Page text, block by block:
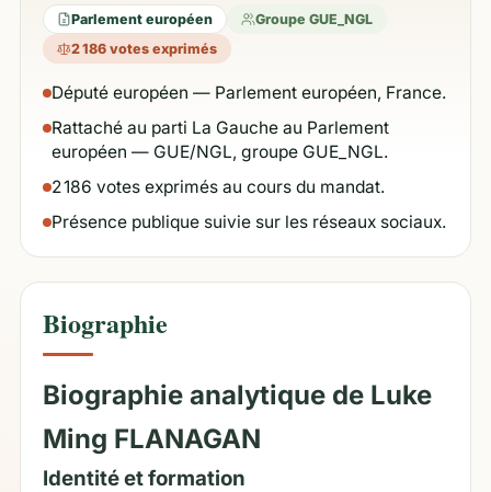
Parlement européen
Groupe GUE_NGL
2 186 votes exprimés
Député européen — Parlement européen, France.
Rattaché au parti La Gauche au Parlement
européen — GUE/NGL, groupe GUE_NGL.
2 186 votes exprimés au cours du mandat.
Présence publique suivie sur les réseaux sociaux.
Biographie
Biographie analytique de Luke
Ming FLANAGAN
Identité et formation